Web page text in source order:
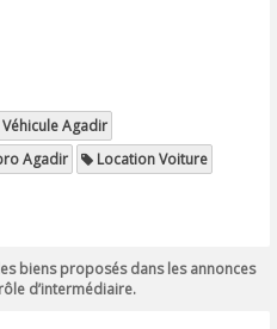
Agadir
Agadir
Location Voiture
biens proposés dans les annonces
d’intermédiaire.